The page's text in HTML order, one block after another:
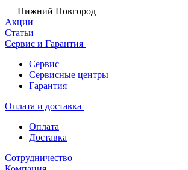
Нижний Новгород
Акции
Статьи
Сервис и Гарантия
Сервис
Сервисные центры
Гарантия
Оплата и доставка
Оплата
Доставка
Сотрудничество